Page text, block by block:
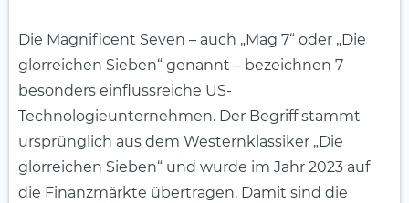
Die Magnificent Seven – auch „Mag 7“ oder „Die
glorreichen Sieben“ genannt – bezeichnen 7
besonders einflussreiche US-
Technologieunternehmen. Der Begriff stammt
ursprünglich aus dem Westernklassiker „Die
glorreichen Sieben“ und wurde im Jahr 2023 auf
die Finanzmärkte übertragen. Damit sind die